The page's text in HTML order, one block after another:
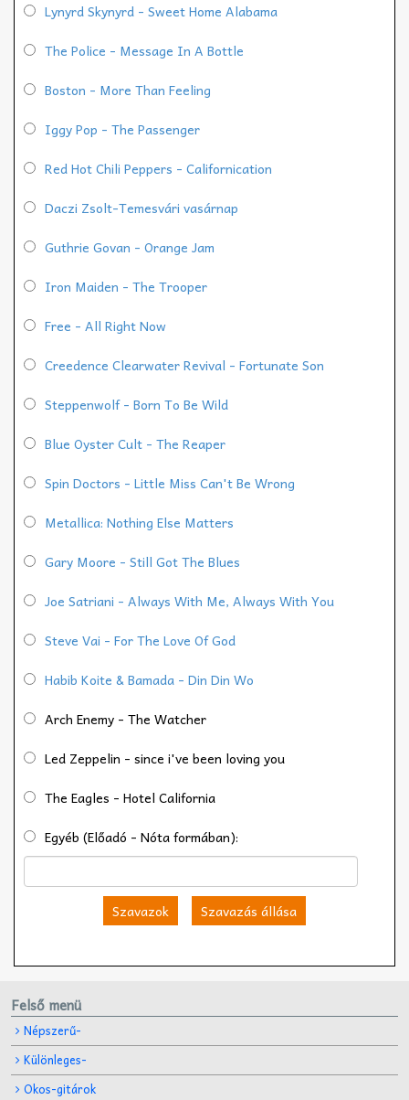
Lynyrd Skynyrd - Sweet Home Alabama
The Police - Message In A Bottle
Boston - More Than Feeling
Iggy Pop - The Passenger
Red Hot Chili Peppers - Californication
Daczi Zsolt-Temesvári vasárnap
Guthrie Govan - Orange Jam
Iron Maiden - The Trooper
Free - All Right Now
Creedence Clearwater Revival - Fortunate Son
Steppenwolf - Born To Be Wild
Blue Oyster Cult - The Reaper
Spin Doctors - Little Miss Can't Be Wrong
Metallica: Nothing Else Matters
Gary Moore - Still Got The Blues
Joe Satriani - Always With Me, Always With You
Steve Vai - For The Love Of God
Habib Koite & Bamada - Din Din Wo
Arch Enemy - The Watcher
Led Zeppelin - since i've been loving you
The Eagles - Hotel California
Egyéb (Előadó - Nóta formában):
Szavazok Szavazás állása
Felső menü
Népszerű-
Különleges-
Okos-gitárok